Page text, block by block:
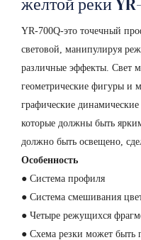
YR-700Q-это точечный
световой, манипулируя
различные эффекты. Свет
геометрические фигуры и
графические
которые должны быть
должно быть освещено,
Особенность
● Система профиля
● Система смешивания
● Четыре режущихся
● Схема резки может быть